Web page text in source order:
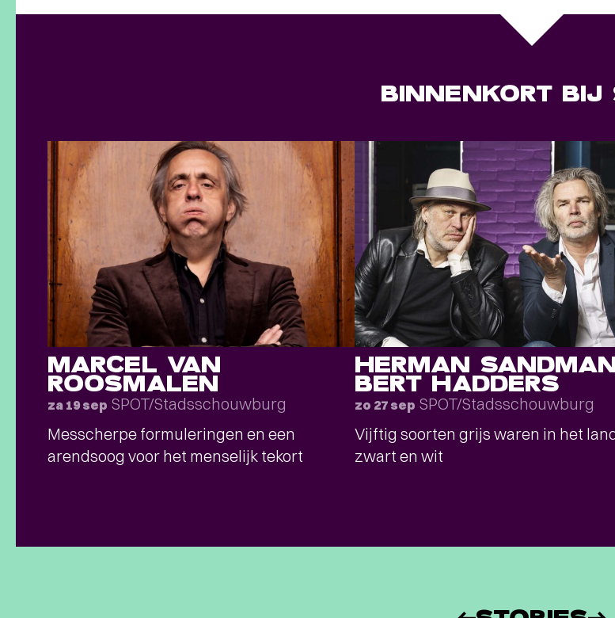
BINNENKORT BIJ
MARCEL VAN
ROOSMALEN
za 19 sep SPOT/Stadsschouwburg
Messcherpe formuleringen en een
arendsoog voor het menselijk tekort
HERMAN
BERT HADDERS
zo 27 sep SPOT/Stadsschouwburg
Vijftig soorten grijs waren in het
zwart en wit